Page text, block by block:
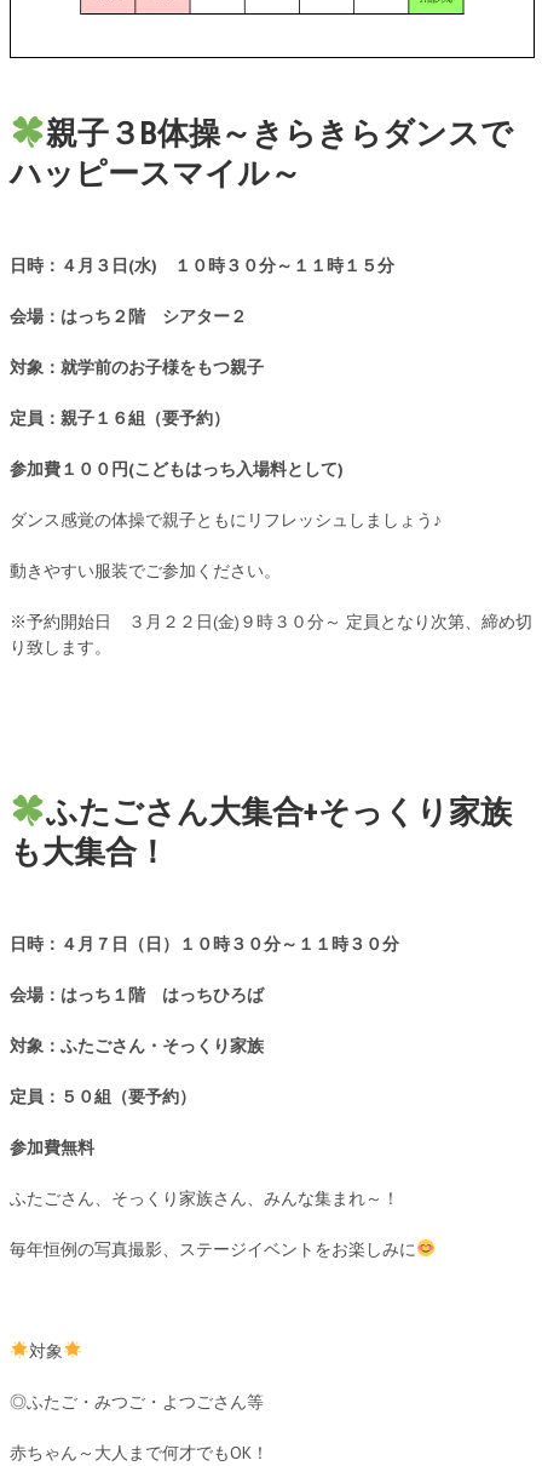
親子３B体操～きらきらダンスで
ハッピースマイル～
日時：４月３日(水) １０時３０分～１１時１５分
会場：はっち２階 シアター２
対象：就学前のお子様をもつ親子
定員：親子１６組（要予約）
参加費１００円(こどもはっち入場料として)
ダンス感覚の体操で親子ともにリフレッシュしましょう♪
動きやすい服装でご参加ください。
※予約開始日 ３月２２日(金)９時３０分～ 定員となり次第、締め切
り致します。
ふたごさん大集合+そっくり家族
も大集合！
日時：４月７日（日） １０時３０分～ １１時３０分
会場：はっち１階 はっちひろば
対象：ふたごさん・そっくり家族
定員：５０組（要予約）
参加費無料
ふたごさん、そっくり家族さん、みんな集まれ～！
毎年恒例の写真撮影、ステージイベントをお楽しみに
対象
◎ふたご・みつご・よつごさん等
赤ちゃん～大人まで何才でもOK！